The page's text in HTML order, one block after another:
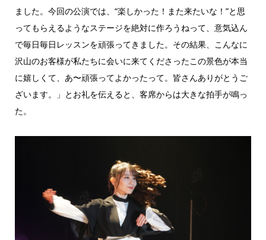
ました。今回の公演では、“楽しかった！また来たいな！”と思
ってもらえるようなステージを絶対に作ろうねって、意気込ん
で毎日毎日レッスンを頑張ってきました。その結果、こんなに
沢山のお客様が私たちに会いに来てくださったこの景色が本当
に嬉しくて、あ〜頑張ってよかったって。皆さんありがとうご
ざいます。」とお礼を伝えると、客席からは大きな拍手が鳴っ
た。